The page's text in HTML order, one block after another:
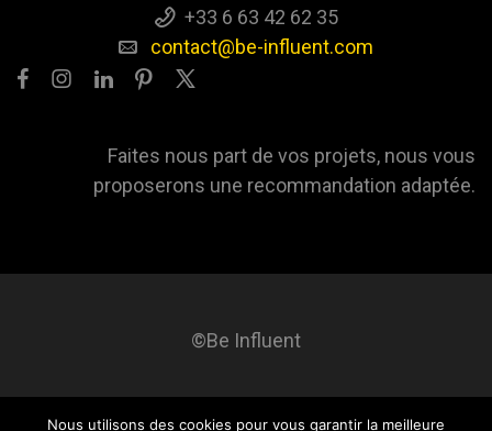
+33 6 63 42 62 35
contact@be-influent.com
Faites nous part de vos projets, nous vous
proposerons une recommandation adaptée.
©Be Influent
Nous utilisons des cookies pour vous garantir la meilleure